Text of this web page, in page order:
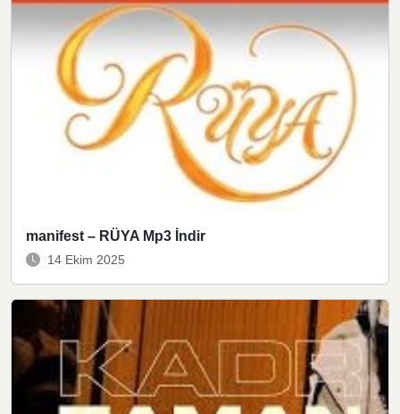
manifest – RÜYA Mp3 İndir
14 Ekim 2025